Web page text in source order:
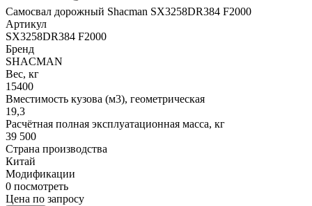
Самосвал дорожный Shacman SX3258DR384 F2000
Артикул
SX3258DR384 F2000
Бренд
SHACMAN
Вес, кг
15400
Вместимость кузова (м3), геометрическая
19,3
Расчётная полная эксплуатационная масса, кг
39 500
Страна производства
Китай
Модификации
0 посмотреть
Цена по запросу